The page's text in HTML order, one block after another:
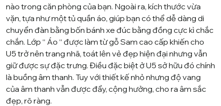
nào trong căn phòng của bạn. Ngoài ra, kích thước vừa
vặn, tựa như một tủ quần áo, giúp bạn có thể dễ dàng di
chuyển đàn bằng bốn bánh xe đúc bằng đồng cực kì chắc
chắn. Lớp “ Áo “ được làm từ gỗ Sam cao cấp khiến cho
U5 trở nên trang nhã, toát lên vẻ đẹp hiện đại nhưng vẫn
giữ được sự đặc trưng. Điều đặc biệt ở U5 sở hữu đó chính
là buồng âm thanh. Tuy với thiết kế nhỏ nhưng độ vang
của âm thanh vẫn được đẩy, cộng hưởng, cho ra âm sắc
đẹp, rõ ràng.